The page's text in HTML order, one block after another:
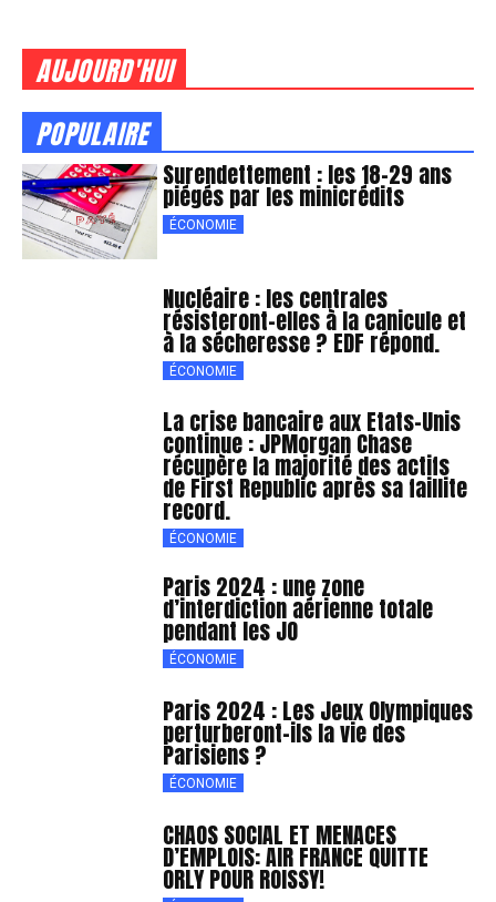
AUJOURD'HUI
POPULAIRE
Surendettement : les 18-29 ans
piégés par les minicrédits
ÉCONOMIE
Nucléaire : les centrales
résisteront-elles à la canicule et
à la sécheresse ? EDF répond.
ÉCONOMIE
La crise bancaire aux Etats-Unis
continue : JPMorgan Chase
récupère la majorité des actifs
de First Republic après sa faillite
record.
ÉCONOMIE
Paris 2024 : une zone
d’interdiction aérienne totale
pendant les JO
ÉCONOMIE
Paris 2024 : Les Jeux Olympiques
perturberont-ils la vie des
Parisiens ?
ÉCONOMIE
CHAOS SOCIAL ET MENACES
D’EMPLOIS: AIR FRANCE QUITTE
ORLY POUR ROISSY!